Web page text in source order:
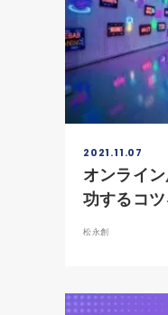
2021.11.07
オンライ
功するコ
松永創